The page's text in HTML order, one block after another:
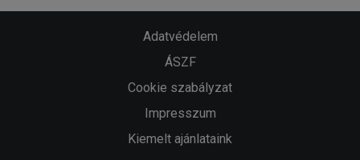
Adatvédelem
ÁSZF
Cookie szabályzat
Impresszum
Kiemelt ajánlataink